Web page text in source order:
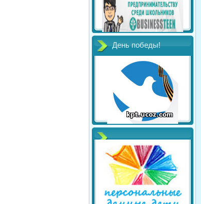
День победы!